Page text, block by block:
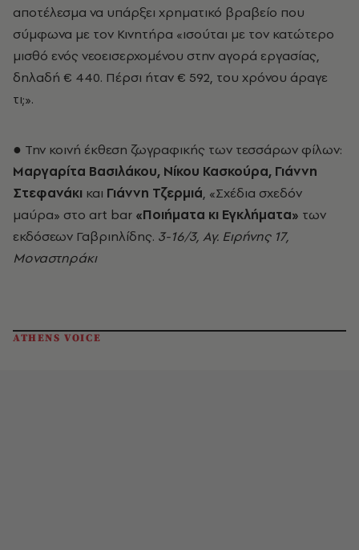
αποτέλεσμα να υπάρξει χρηματικό βραβείο που
σύμφωνα με τον Κινητήρα «ισούται με τον κατώτερο
μισθό ενός νεοεισερχομένου στην αγορά εργασίας,
δηλαδή € 440. Πέρσι ήταν € 592, του χρόνου άραγε
τι;».
● Την κοινή έκθεση ζωγραφικής των τεσσάρων φίλων:
Μαργαρίτα Βασιλάκου, Νίκου Κασκούρα, Γιάννη
Στεφανάκι και Γιάννη Τζερμιά, «Σχέδια σχεδόν
μαύρα» στο art bar «Ποιήματα κι Εγκλήματα» των
εκδόσεων Γαβριηλίδης. 3-16/3, Αγ. Ειρήνης 17,
Μοναστηράκι
ATHENS VOICE